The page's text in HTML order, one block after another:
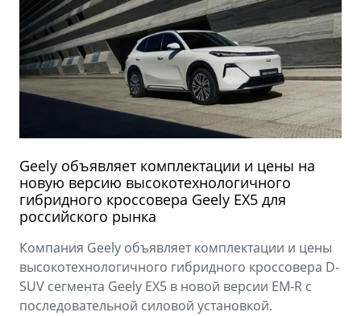
Geely объявляет комплектации и цены на
новую версию высокотехнологичного
гибридного кроссовера Geely EX5 для
российского рынка
Компания Geely объявляет комплектации и цены
высокотехнологичного гибридного кроссовера D-
SUV сегмента Geely EX5 в новой версии EM-R с
последовательной силовой установкой.